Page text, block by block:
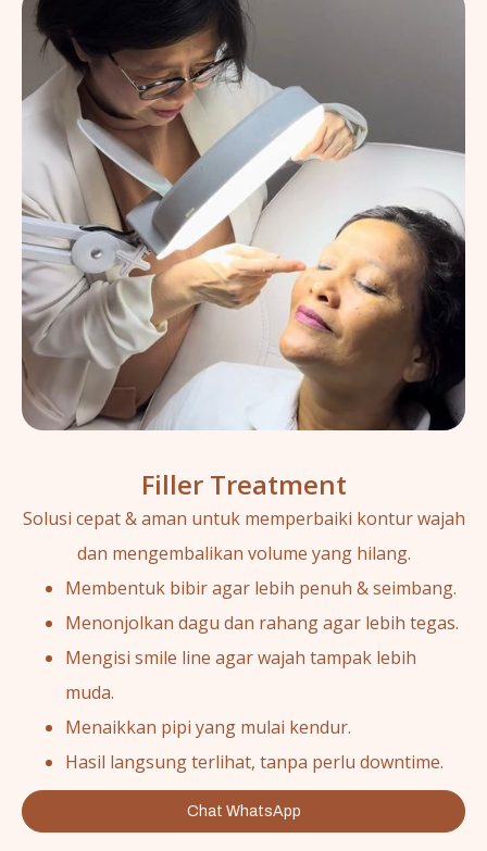
Filler Treatment
Solusi cepat & aman untuk memperbaiki kontur wajah
dan mengembalikan volume yang hilang.
Membentuk bibir agar lebih penuh & seimbang.
Menonjolkan dagu dan rahang agar lebih tegas.
Mengisi smile line agar wajah tampak lebih
muda.
Menaikkan pipi yang mulai kendur.
Hasil langsung terlihat, tanpa perlu downtime.
Chat WhatsApp